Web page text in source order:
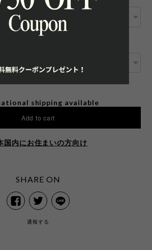
shipping available
Add to cart
国内にお住まいの方向け
SHARE ON
通報する